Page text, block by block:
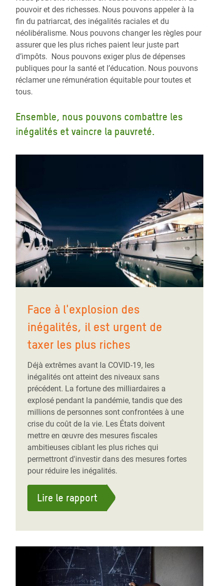
pouvoir et des richesses. Nous pouvons appeler à la
fin du patriarcat, des inégalités raciales et du
néolibéralisme. Nous pouvons changer les règles pour
assurer que les plus riches paient leur juste part
d’impôts. Nous pouvons exiger plus de dépenses
publiques pour la santé et l’éducation. Nous pouvons
réclamer une rémunération équitable pour toutes et
tous.
Ensemble, nous pouvons combattre les
inégalités et vaincre la pauvreté.
Face à l'explosion des
inégalités, il est urgent de
taxer les plus riches
Déjà extrêmes avant la COVID-19, les
inégalités ont atteint des niveaux sans
précédent. La fortune des milliardaires a
explosé pendant la pandémie, tandis que des
millions de personnes sont confrontées à une
crise du coût de la vie. Les États doivent
mettre en œuvre des mesures fiscales
ambitieuses ciblant les plus riches qui
permettront d'investir dans des mesures fortes
pour réduire les inégalités.
Lire le rapport